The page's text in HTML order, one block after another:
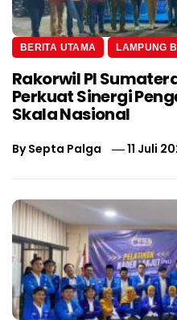
BERITA UTAMA LAMPUNG
Rakorwil PI
Perkuat Sinergi
Skala Nasional
BySepta Palga 11 Juli